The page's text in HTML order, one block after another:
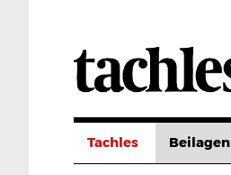
Tachles Beilagen